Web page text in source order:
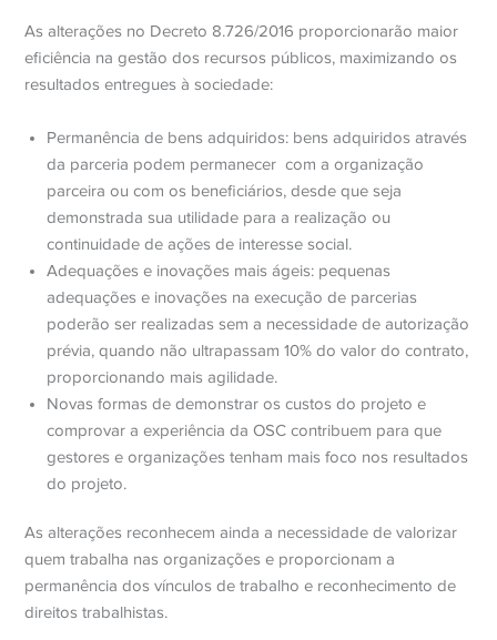
As alterações no Decreto 8.726/2016 proporcionarão maior
eficiência na gestão dos recursos públicos, maximizando os
resultados entregues à sociedade:
Permanência de bens adquiridos: bens adquiridos através
da parceria podem permanecer com a organização
parceira ou com os beneficiários, desde que seja
demonstrada sua utilidade para a realização ou
continuidade de ações de interesse social.
Adequações e inovações mais ágeis: pequenas
adequações e inovações na execução de parcerias
poderão ser realizadas sem a necessidade de autorização
prévia, quando não ultrapassam 10% do valor do contrato,
proporcionando mais agilidade.
Novas formas de demonstrar os custos do projeto e
comprovar a experiência da OSC contribuem para que
gestores e organizações tenham mais foco nos resultados
do projeto.
As alterações reconhecem ainda a necessidade de valorizar
quem trabalha nas organizações e proporcionam a
permanência dos vínculos de trabalho e reconhecimento de
direitos trabalhistas.